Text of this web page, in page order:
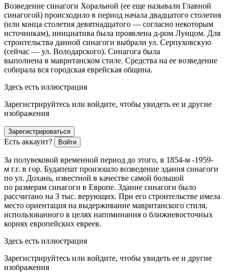
Возведение синагоги Хоральной (ее еще называли Главной
синагогой) происходило в период начала двадцатого столетия
(или конца столетия девятнадцатого — согласно некоторым
источникам), инициатива была проявлена д-ром Лунцом. Для
строительства данной синагоги выбрали ул. Серпуховскую
(сейчас — ул. Володарского). Синагога была
выполнена в мавританском стиле. Средства на ее возведение
собирала вся городская еврейская община.
Здесь есть иллюстрация
Зарегистрируйтесь или войдите, чтобы увидеть ее и другие
изображения
Зарегистрироваться
Есть аккаунт? Войти
За полувековой временной период до этого, в 1854-м -1959-
м г.г. в гор. Будапешт произошло возведение здания синагоги
по ул. Дохань, известной в качестве самой большой
по размерам синагоги в Европе. Здание синагоги было
рассчитано на 3 тыс. верующих. При его строительстве имела
место ориентация на выдерживание мавританского стиля,
использованного в целях напоминания о ближневосточных
корнях европейских евреев.
Здесь есть иллюстрация
Зарегистрируйтесь или войдите, чтобы увидеть ее и другие
изображения